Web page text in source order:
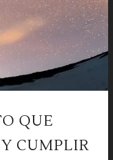
QUE
CUMPLIR